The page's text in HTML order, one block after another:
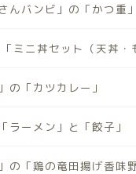
んバンビ」の「かつ重」
ミニ丼セット（天丼・
の「カツカレー」
ラーメン」と「餃子」
の「鶏の竜田揚げ香味